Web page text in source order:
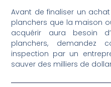
Avant de finaliser un
planchers que la maison
acquérir aura besoin
planchers, demandez
inspection par un
sauver des milliers de